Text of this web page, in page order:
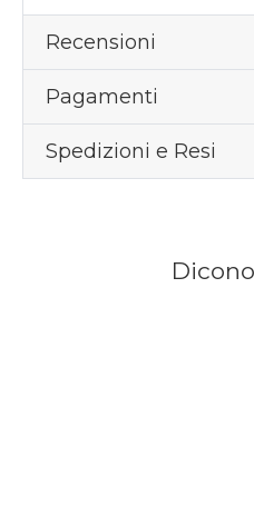
Recensioni
Pagamenti
Spedizioni e Resi